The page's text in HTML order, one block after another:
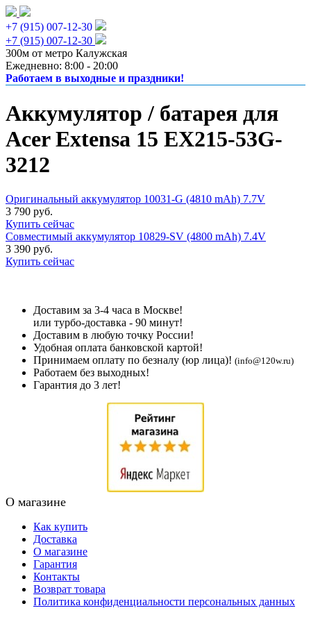
+7 (915) 007-12-30
+7 (915) 007-12-30
300м от метро Калужская
Ежедневно: 8:00 - 20:00
Работаем в выходные и праздники!
Аккумулятор / батарея для
Acer Extensa 15 EX215-53G-
3212
Оригинальный аккумулятор 10031-G (4810 mAh) 7.7V
3 790 руб.
Купить сейчас
Совместимый аккумулятор 10829-SV (4800 mAh) 7.4V
3 390 руб.
Купить сейчас
Доставим за 3-4 часа в Москве!
или турбо-доставка - 90 минут!
Доставим в любую точку России!
Удобная оплата банковской картой!
Принимаем оплату по безналу (юр лица)! (info@120w.ru)
Работаем без выходных!
Гарантия до 3 лет!
О магазине
Как купить
Доставка
О магазине
Гарантия
Контакты
Возврат товара
Политика конфиденциальности персональных данных